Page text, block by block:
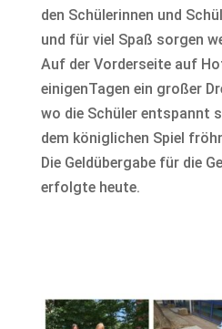
den Schülerinnen und
und für viel Spaß sorgen
Auf der Vorderseite auf
einigenTagen ein großer
wo die Schüler entspannt
dem königlichen Spiel
Die Geldübergabe für die
erfolgte heute.